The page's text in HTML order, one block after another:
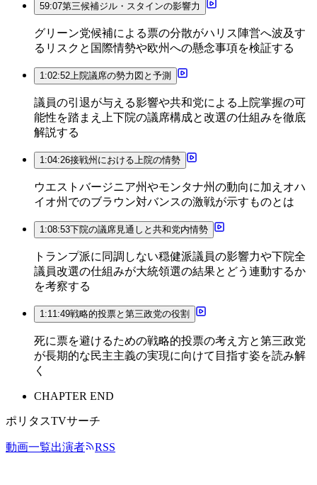
59:07第三候補ジル・スタインの影響力
グリーン党候補による票の分散がハリス陣営へ波及す
るリスクと国際情勢や欧州への懸念事項を検証する
1:02:52上院議席の勢力図と予測
議員の引退が与える影響や共和党による上院掌握の可
能性を踏まえ上下院の議席構成と改選の仕組みを徹底
解説する
1:04:26接戦州における上院の情勢
ウエストバージニア州やモンタナ州の動向に加えオハ
イオ州でのブラウン対バンスの激戦が示すものとは
1:08:53下院の議席見通しと共和党内情勢
トランプ派に同調しない穏健派議員の影響力や下院全
議員改選の仕組みが大統領選の結果とどう連動するか
を考察する
1:11:49戦略的投票と第三政党の役割
死に票を避けるための戦略的投票の考え方と第三政党
が長期的な民主主義の実現に向けて目指す姿を読み解
く
CHAPTER END
ポリタスTVサーチ
動画一覧出演者 RSS